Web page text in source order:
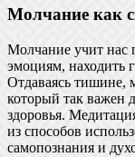
Молчание как
Молчание учит нас
эмоциям,
Отдаваясь тишине,
который так важен
здоровья.
из способов
самопознания и